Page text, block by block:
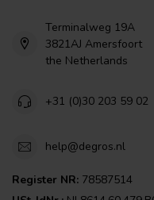
Terminalweg 19A
3821AJ Amersfoort
the Netherlands
+31 (0)30 203 59 02
help@degros.nl
Register NR: 78587514